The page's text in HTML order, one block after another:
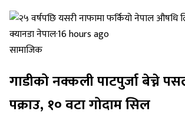
क्यानडा नेपाल·16 hours ago
सामाजिक
गाडीको नक्कली पाटपुर्जा बेच्ने
पक्राउ, १० वटा गोदाम सिल